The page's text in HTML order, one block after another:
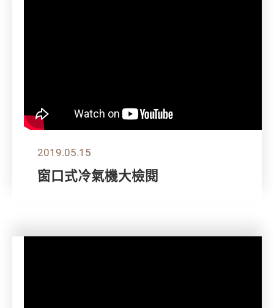
2019.05.15
窗口式冷氣機大檢閱